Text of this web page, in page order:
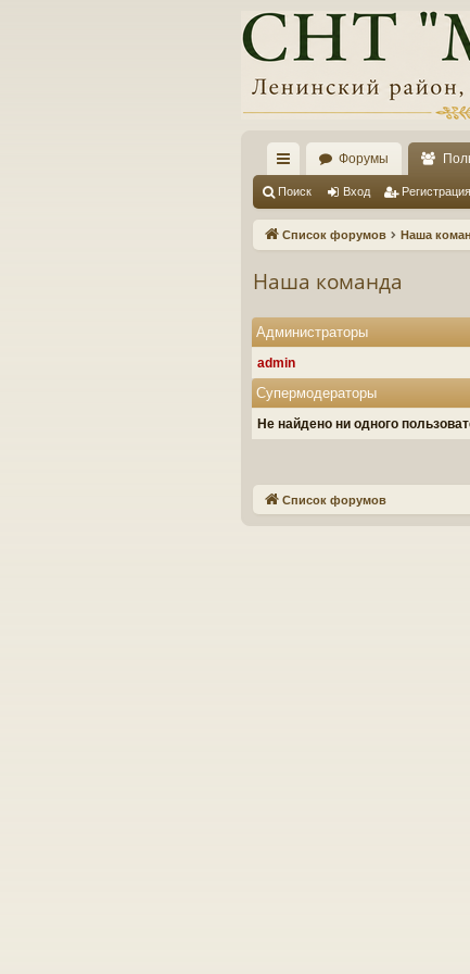
с
ы
и
Форумы
Поиск Вход Регистрация
Список форумов Наша
Наша команда
Администраторы
admin
Супермодераторы
Не найдено ни одного
Список форумов